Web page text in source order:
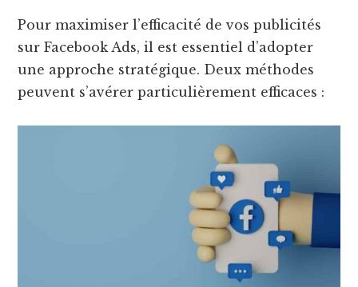
Pour maximiser l’efficacité de vos publicités
sur Facebook Ads, il est essentiel d’adopter
une approche stratégique. Deux méthodes
peuvent s’avérer particulièrement efficaces :